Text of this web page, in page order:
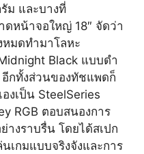
ม และบางที่
หน้าจอใหญ่ 18″ จัดว่า
หมดทำมาโลหะ
Black แบบดำ
กทั้งส่วนของทัชแพดก็
งเป็น SteelSeries
RGB ตอบสนองการ
งราบรื่น โดยได้สเปก
เกมแบบจริงจังและการ